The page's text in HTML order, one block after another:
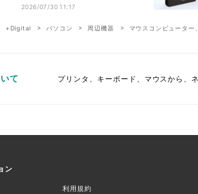
2026/07/30 11:17
+Digital パソコン 周辺機器 マウスコンピュータ
て プリンタ、キーボード、マウスから、
ン
利用規約